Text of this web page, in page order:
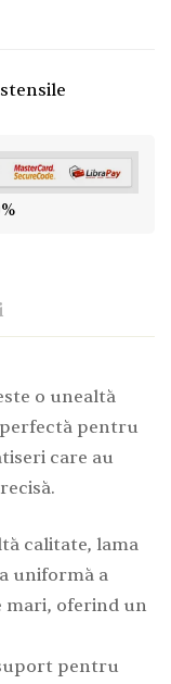
o unealtă
pentru
care au
calitate, lama
uniformă a
mari, oferind un
pentru